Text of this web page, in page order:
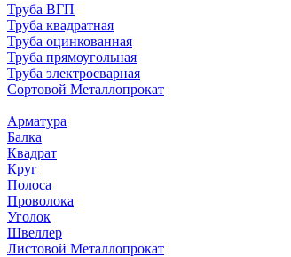
Труба ВГП
Труба квадратная
Труба оцинкованная
Труба прямоугольная
Труба электросварная
Сортовой Металлопрокат
Арматура
Балка
Квадрат
Круг
Полоса
Проволока
Уголок
Швеллер
Листовой Металлопрокат